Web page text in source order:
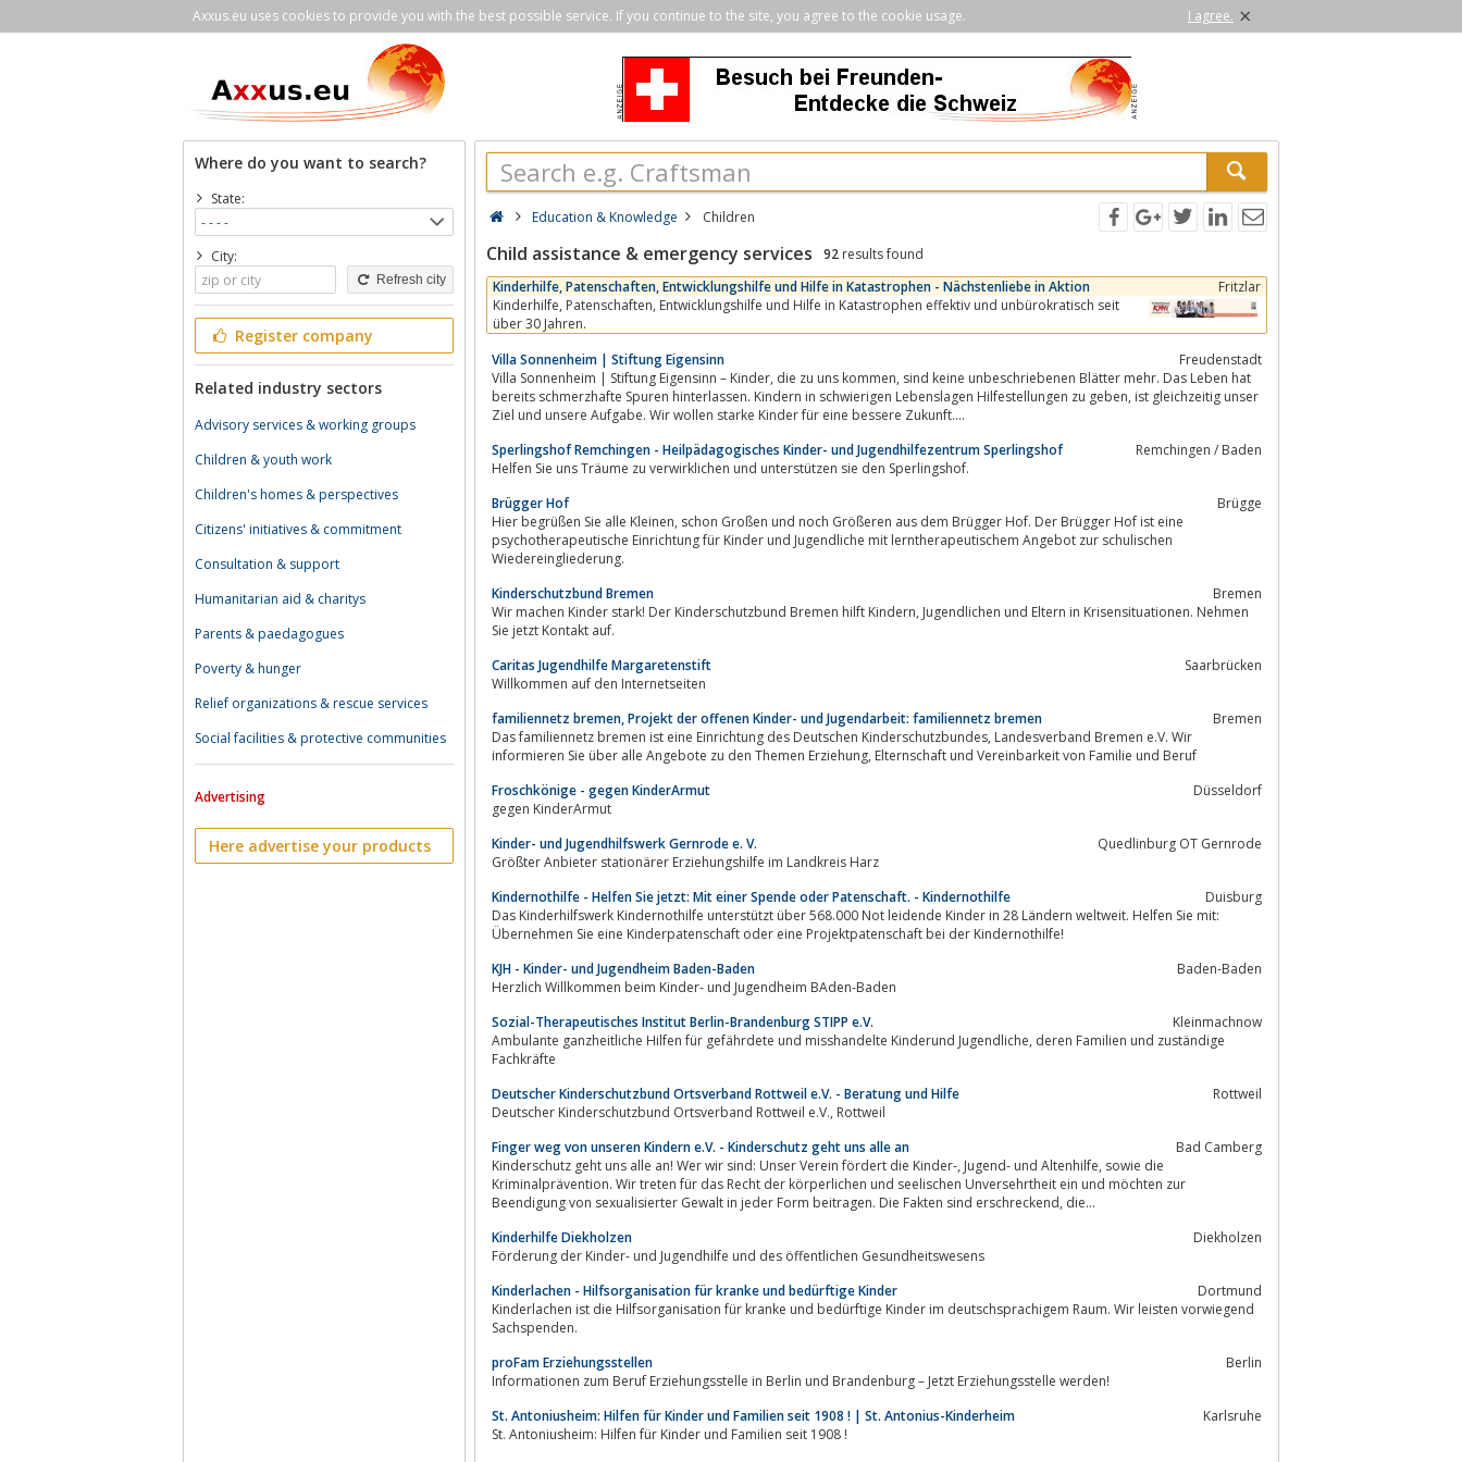
Axxus.eu uses cookies to provide you with the best possible service. If you continue to the site, you agree to the cookie usage. I agree. ×
Where do you want to search?
State:
City:
Refresh city
Register company
Related industry sectors
Advisory services & working groups
Children & youth work
Children's homes & perspectives
Citizens' initiatives & commitment
Consultation & support
Humanitarian aid & charitys
Parents & paedagogues
Poverty & hunger
Relief organizations & rescue services
Social facilities & protective communities
Advertising
Here advertise your products
Education & Knowledge Children
Child assistance & emergency services 92 results found
Kinderhilfe, Patenschaften, Entwicklungshilfe und Hilfe in Katastrophen - Nächstenliebe in Aktion
Fritzlar
Kinderhilfe, Patenschaften, Entwicklungshilfe und Hilfe in Katastrophen effektiv und unbürokratisch seit
über 30 Jahren.
Villa Sonnenheim | Stiftung Eigensinn
Freudenstadt
Villa Sonnenheim | Stiftung Eigensinn – Kinder, die zu uns kommen, sind keine unbeschriebenen Blätter mehr. Das Leben hat
bereits schmerzhafte Spuren hinterlassen. Kindern in schwierigen Lebenslagen Hilfestellungen zu geben, ist gleichzeitig unser
Ziel und unsere Aufgabe. Wir wollen starke Kinder für eine bessere Zukunft....
Sperlingshof Remchingen - Heilpädagogisches Kinder- und Jugendhilfezentrum Sperlingshof
Remchingen / Baden
Helfen Sie uns Träume zu verwirklichen und unterstützen sie den Sperlingshof.
Brügger Hof
Brügge
Hier begrüßen Sie alle Kleinen, schon Großen und noch Größeren aus dem Brügger Hof. Der Brügger Hof ist eine
psychotherapeutische Einrichtung für Kinder und Jugendliche mit lerntherapeutischem Angebot zur schulischen
Wiedereingliederung.
Kinderschutzbund Bremen
Bremen
Wir machen Kinder stark! Der Kinderschutzbund Bremen hilft Kindern, Jugendlichen und Eltern in Krisensituationen. Nehmen
Sie jetzt Kontakt auf.
Caritas Jugendhilfe Margaretenstift
Saarbrücken
Willkommen auf den Internetseiten
familiennetz bremen, Projekt der offenen Kinder- und Jugendarbeit: familiennetz bremen
Bremen
Das familiennetz bremen ist eine Einrichtung des Deutschen Kinderschutzbundes, Landesverband Bremen e.V. Wir
informieren Sie über alle Angebote zu den Themen Erziehung, Elternschaft und Vereinbarkeit von Familie und Beruf
Froschkönige - gegen KinderArmut
Düsseldorf
gegen KinderArmut
Kinder- und Jugendhilfswerk Gernrode e. V.
Quedlinburg OT Gernrode
Größter Anbieter stationärer Erziehungshilfe im Landkreis Harz
Kindernothilfe - Helfen Sie jetzt: Mit einer Spende oder Patenschaft. - Kindernothilfe
Duisburg
Das Kinderhilfswerk Kindernothilfe unterstützt über 568.000 Not leidende Kinder in 28 Ländern weltweit. Helfen Sie mit:
Übernehmen Sie eine Kinderpatenschaft oder eine Projektpatenschaft bei der Kindernothilfe!
KJH - Kinder- und Jugendheim Baden-Baden
Baden-Baden
Herzlich Willkommen beim Kinder- und Jugendheim BAden-Baden
Sozial-Therapeutisches Institut Berlin-Brandenburg STIPP e.V.
Kleinmachnow
Ambulante ganzheitliche Hilfen für gefährdete und misshandelte Kinderund Jugendliche, deren Familien und zuständige
Fachkräfte
Deutscher Kinderschutzbund Ortsverband Rottweil e.V. - Beratung und Hilfe
Rottweil
Deutscher Kinderschutzbund Ortsverband Rottweil e.V., Rottweil
Finger weg von unseren Kindern e.V. - Kinderschutz geht uns alle an
Bad Camberg
Kinderschutz geht uns alle an! Wer wir sind: Unser Verein fördert die Kinder-, Jugend- und Altenhilfe, sowie die
Kriminalprävention. Wir treten für das Recht der körperlichen und seelischen Unversehrtheit ein und möchten zur
Beendigung von sexualisierter Gewalt in jeder Form beitragen. Die Fakten sind erschreckend, die...
Kinderhilfe Diekholzen
Diekholzen
Förderung der Kinder- und Jugendhilfe und des öffentlichen Gesundheitswesens
Kinderlachen - Hilfsorganisation für kranke und bedürftige Kinder
Dortmund
Kinderlachen ist die Hilfsorganisation für kranke und bedürftige Kinder im deutschsprachigem Raum. Wir leisten vorwiegend
Sachspenden.
proFam Erziehungsstellen
Berlin
Informationen zum Beruf Erziehungsstelle in Berlin und Brandenburg – Jetzt Erziehungsstelle werden!
St. Antoniusheim: Hilfen für Kinder und Familien seit 1908 ! | St. Antonius-Kinderheim
Karlsruhe
St. Antoniusheim: Hilfen für Kinder und Familien seit 1908 !